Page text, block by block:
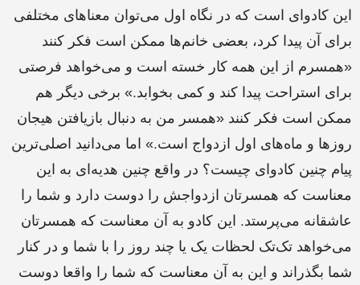
این کادوای است که در نگاه اول می‌توان معناهای مختلفی
برای آن پیدا کرد، بعضی خانم‌ها ممکن است فکر کنند
«همسرم از این همه کار خسته است و می‌خواهد فرصتی
برای استراحت پیدا کند و کمی بخوابد.» برخی دیگر هم
ممکن است فکر کنند «همسر من به دنبال بازیافتن هیجان
روزها و ماه‌های اول ازدواج است.» اما می‌دانید اصلی‌ترین
پیام چنین کادوای چیست؟ در واقع چنین هدیه‌ای به این
معناست که همسرتان ازدواجش را دوست دارد و شما را
عاشقانه می‌پرستد. این کادو به آن معناست که همسرتان
می‌خواهد تک‌تک لحظات یک یا چند روز را با شما و در کنار
شما بگذراند و این به آن معناست که شما را واقعا دوست